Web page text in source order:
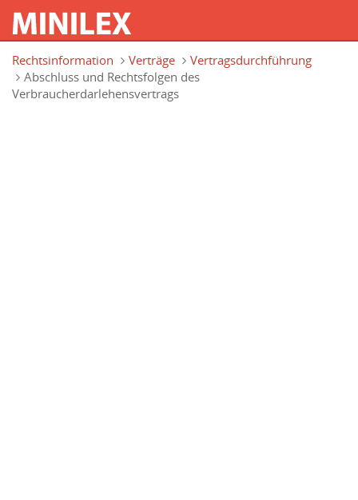
Rechtsinformation Verträge
Vertragsdurchführung
Abschluss und Rechtsfolgen des
Verbraucherdarlehensvertrags